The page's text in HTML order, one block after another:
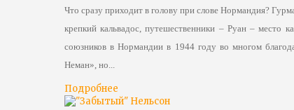
Что сразу приходит в голову при слове Нормандия?
крепкий кальвадос, путешественники – Руан –
союзников в Нормандии в 1944 году во многом
Неман», но...
Подробнее